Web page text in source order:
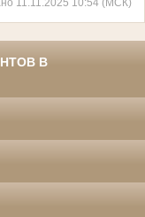
11.11.2025 10:54 (МСК)
В